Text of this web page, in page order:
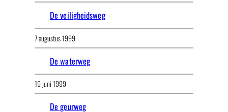
De veiligheidsweg
7 augustus 1999
De waterweg
19 juni 1999
De geurweg